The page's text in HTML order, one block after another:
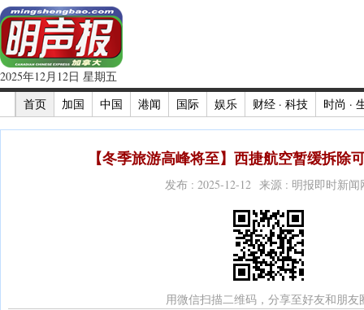
2025年12月12日 星期五
首页
加国 中国 港闻 国际 娱乐 财经 · 科技 时尚 ·
【冬季旅游高峰将至】西捷航空暂缓拆除
发布 : 2025-12-12 来源 : 明报即时新闻
用微信扫描二维码，分享至好友和朋友